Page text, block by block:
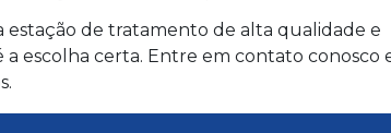
estação de tratamento de alta qualidade e
a escolha certa. Entre em contato conosco